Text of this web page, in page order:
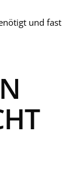
und fast